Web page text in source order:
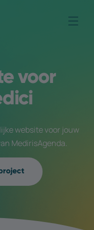
voor
website voor jouw
MedirisAgenda.